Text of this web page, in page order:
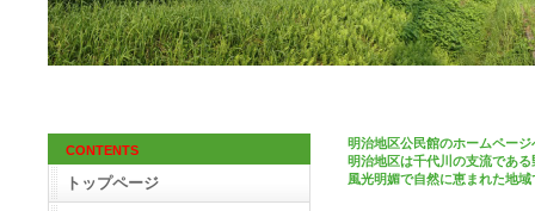
明治地区公民館のホームペー
明治地区は千代川の支流であ
風光明媚で自然に恵まれた地域
CONTENTS
トップページ